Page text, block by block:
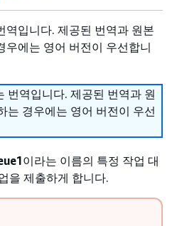
역입니다. 제공된 번역과 원본
우에는 영어 버전이 우선합니
번역입니다. 제공된 번역과 원
는 경우에는 영어 버전이 우선
이라는 이름의 특정 작업 대
을 제출하게 합니다.